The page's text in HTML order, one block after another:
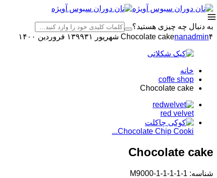
به دنبال چه چیزی هستید؟
Chocolate cakenanadmin۴ شهریور ۱۳۹۹ ۳۱ فروردین ۱۴۰۰
خانه
coffe shop
Chocolate cake
red velvet
Chocolate Chip Cooki...
Chocolate cake
شناسه: M9000-1-1-1-1-1